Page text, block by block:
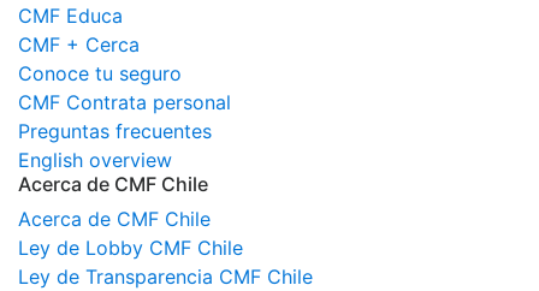
CMF Educa
CMF + Cerca
Conoce tu seguro
CMF Contrata personal
Preguntas frecuentes
English overview
Acerca de CMF Chile
Acerca de CMF Chile
Ley de Lobby CMF Chile
Ley de Transparencia CMF Chile